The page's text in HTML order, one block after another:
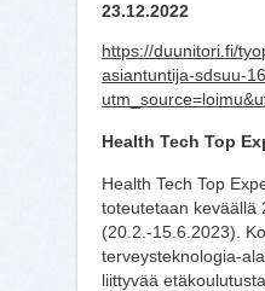
23.12.2022
https://duunitori.fi/
asiantuntija-sdsuu-
Health Tech Top
Health Tech Top
toteutetaan keväällä
(20.2.-15.6.2023).
terveysteknologia-
liittyvää